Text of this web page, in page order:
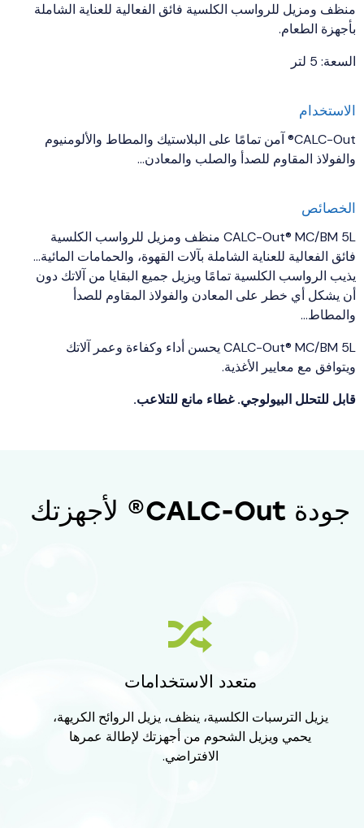
منظف ومزيل للرواسب الكلسية فائق الفعالية للعناية الشاملة
بأجهزة الطعام.
السعة: 5 لتر
الاستخدام
CALC-Out® آمن تمامًا على البلاستيك والمطاط والألومنيوم
والفولاذ المقاوم للصدأ والصلب والمعادن…
الخصائص
CALC-Out® MC/BM 5L منظف ومزيل للرواسب الكلسية
فائق الفعالية للعناية الشاملة بآلات القهوة، والحمامات المائية…
يذيب الرواسب الكلسية تمامًا ويزيل جميع البقايا من آلاتك دون
أن يشكل أي خطر على المعادن والفولاذ المقاوم للصدأ
والمطاط…
CALC-Out® MC/BM 5L يحسن أداء وكفاءة وعمر آلاتك
ويتوافق مع معايير الأغذية.
قابل للتحلل البيولوجي. غطاء مانع للتلاعب.
جودة CALC-Out® لأجهزتك
متعدد الاستخدامات
يزيل الترسبات الكلسية، ينظف، يزيل الروائح الكريهة،
يحمي ويزيل الشحوم من أجهزتك لإطالة عمرها
الافتراضي.